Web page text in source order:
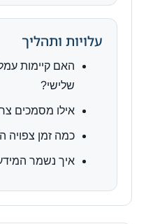
עלויות ותהליך
האם קיימות
שלישי?
אילו מסמכים
כמה זמן צפויה
איך נשמר